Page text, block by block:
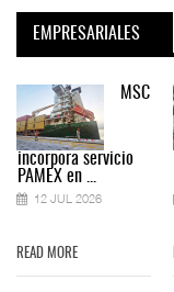
EMPRESARIALES
MSC
incorpora servicio
PAMEX en ...
12 JUL 2026
READ MORE